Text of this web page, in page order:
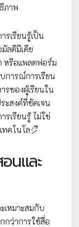
ภาพ
รเรียนรู้เป็น
ลติมีเดีย
หรือแพลตฟอร์ม
การณ์การเรียน
รของผู้เรียนใน
ะสงค์ที่ชัดเจน
เรียนรู้ ไม่ใช่
ทคโนโลジี
นและ
เหมาะสมกับ
กว่าการใช้สื่อ